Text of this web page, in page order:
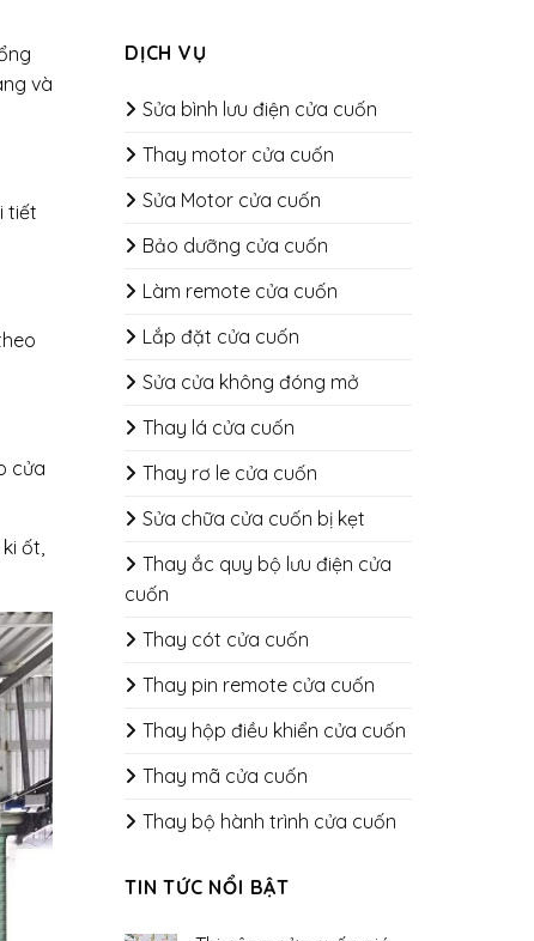
DỊCH VỤ
Sửa bình lưu điện cửa cuốn
Thay motor cửa cuốn
Sửa Motor cửa cuốn
Bảo dưỡng cửa cuốn
​​​​​​​Làm remote cửa cuốn
Lắp đặt cửa cuốn
Sửa cửa không đóng mở
Thay lá cửa cuốn
Thay rơ le cửa cuốn
Sửa chữa cửa cuốn bị kẹt
Thay ắc quy bộ lưu điện cửa
cuốn
Thay cót cửa cuốn
Thay pin remote cửa cuốn
Thay hộp điều khiển cửa cuốn
Thay mã cửa cuốn
Thay bộ hành trình cửa cuốn
TIN TỨC NỔI BẬT
và
tiết
cửa
ốt,